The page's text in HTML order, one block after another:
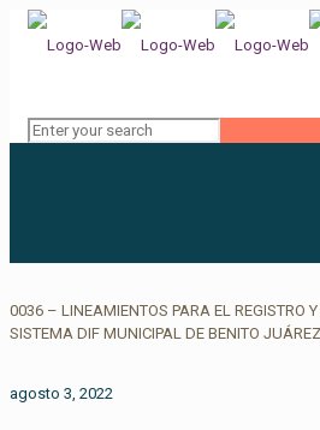
0036 – LINEAMIENTOS PARA EL REGISTRO
SISTEMA DIF MUNICIPAL DE BENITO
agosto 3, 2022